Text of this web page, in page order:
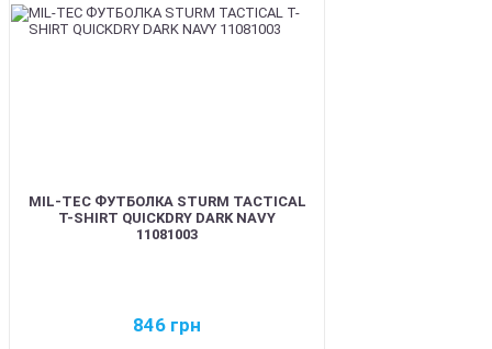
MIL-TEC ФУТБОЛКА STURM TACTICAL
T-SHIRT QUICKDRY DARK NAVY
11081003
846 грн